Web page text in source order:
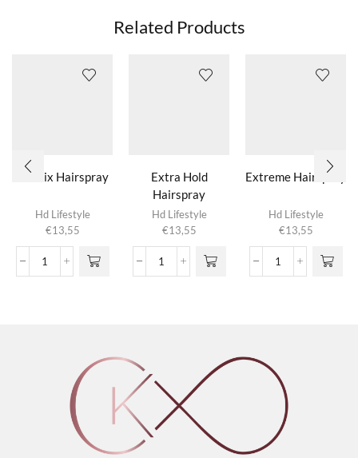
Related Products
Eco Fix Hairspray
Hd Lifestyle
€13,55
Eco
Extra Hold
Hairspray
Hd Lifestyle
€13,55
Extra
Extreme Hairspray
Hd Lifestyle
€13,55
Extreme